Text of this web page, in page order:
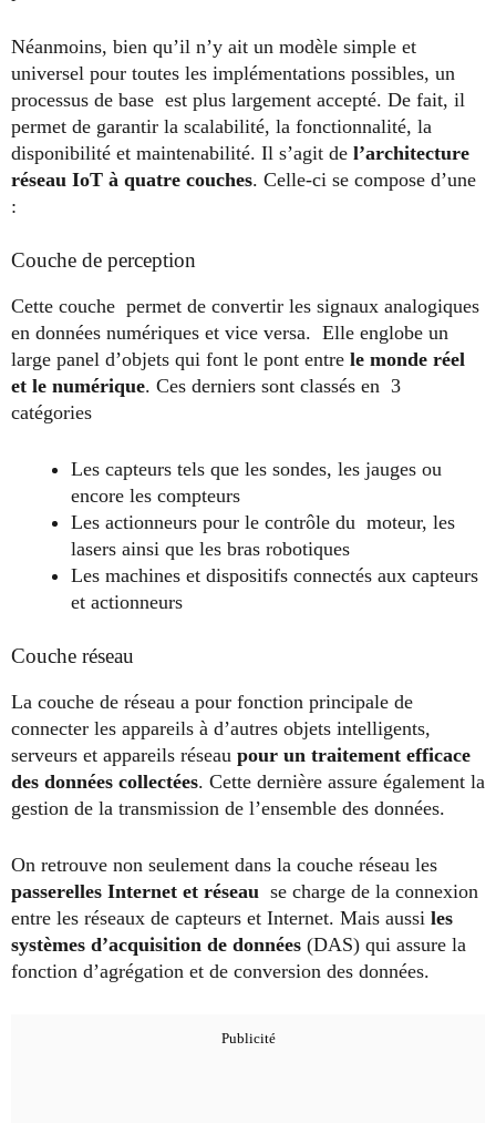
Néanmoins, bien qu’il n’y ait un modèle simple et
universel pour toutes les implémentations possibles, un
processus de base est plus largement accepté. De fait, il
permet de garantir la scalabilité, la fonctionnalité, la
disponibilité et maintenabilité. Il s’agit de l’architecture
réseau IoT à quatre couches. Celle-ci se compose d’une
:
Couche de perception
Cette couche permet de convertir les signaux analogiques
en données numériques et vice versa. Elle englobe un
large panel d’objets qui font le pont entre le monde réel
et le numérique. Ces derniers sont classés en 3
catégories
Les capteurs tels que les sondes, les jauges ou
encore les compteurs
Les actionneurs pour le contrôle du moteur, les
lasers ainsi que les bras robotiques
Les machines et dispositifs connectés aux capteurs
et actionneurs
Couche réseau
La couche de réseau a pour fonction principale de
connecter les appareils à d’autres objets intelligents,
serveurs et appareils réseau pour un traitement efficace
des données collectées. Cette dernière assure également la
gestion de la transmission de l’ensemble des données.
On retrouve non seulement dans la couche réseau les
passerelles Internet et réseau se charge de la connexion
entre les réseaux de capteurs et Internet. Mais aussi les
systèmes d’acquisition de données (DAS) qui assure la
fonction d’agrégation et de conversion des données.